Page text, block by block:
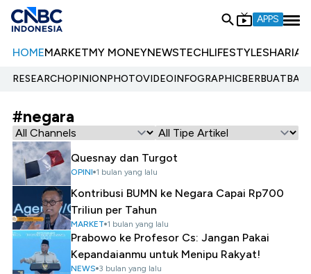
APPS
HOMEMARKETMY MONEYNEWSTECHLIFESTYLESHARIA
RESEARCHOPINIONPHOTOVIDEOINFOGRAPHIC
#negara
Quesnay dan Turgot
OPINI 1 bulan yang lalu
Kontribusi BUMN ke Negara Capai Rp700
Triliun per Tahun
MARKET 1 bulan yang lalu
Prabowo ke Profesor Cs: Jangan Pakai
Kepandaianmu untuk Menipu Rakyat!
NEWS 3 bulan yang lalu